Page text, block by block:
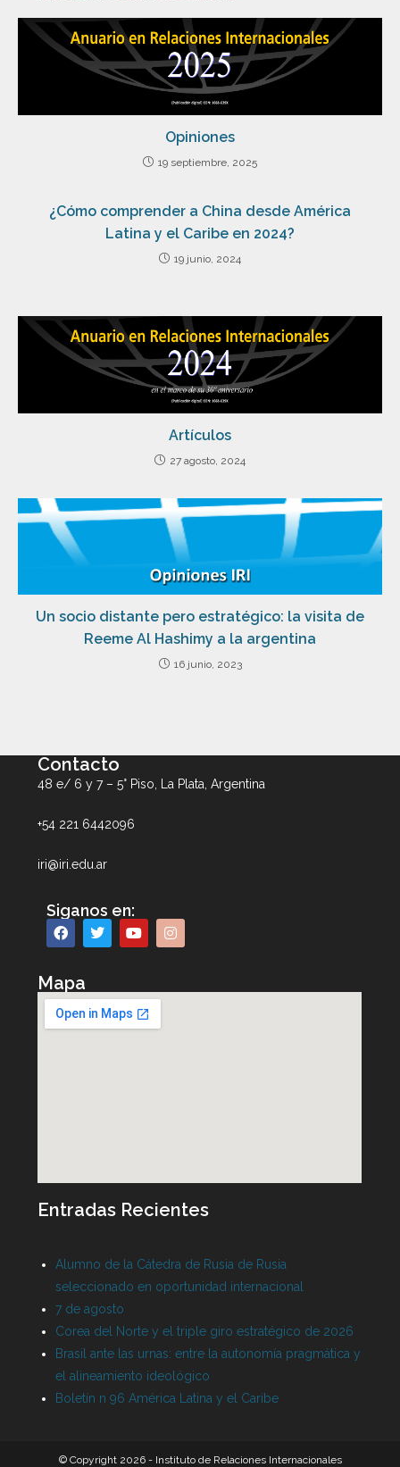
Opiniones
19 septiembre, 2025
¿Cómo comprender a China desde América
Latina y el Caribe en 2024?
19 junio, 2024
Artículos
27 agosto, 2024
Un socio distante pero estratégico: la visita de
Reeme Al Hashimy a la argentina
16 junio, 2023
Contacto
48 e/ 6 y 7 – 5° Piso, La Plata, Argentina
+54 221 6442096
iri@iri.edu.ar
Siganos en:
Mapa
Entradas Recientes
Alumno de la Cátedra de Rusia de Rusia
seleccionado en oportunidad internacional
7 de agosto
Corea del Norte y el triple giro estratégico de 2026
Brasil ante las urnas: entre la autonomía pragmática y
el alineamiento ideológico
Boletín n 96 América Latina y el Caribe
© Copyright 2026 - Instituto de Relaciones Internacionales